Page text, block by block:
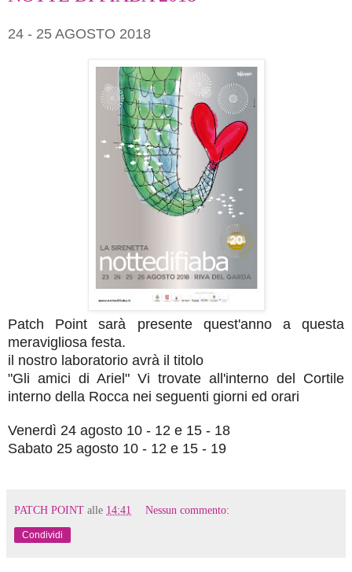
24 - 25 AGOSTO 2018
Patch Point sarà presente quest'anno a questa
meravigliosa festa.
il nostro laboratorio avrà il titolo
"Gli amici di Ariel" Vi trovate all'interno del Cortile
interno della Rocca nei seguenti giorni ed orari
Venerdì 24 agosto 10 - 12 e 15 - 18
Sabato 25 agosto 10 - 12 e 15 - 19
PATCH POINT alle 14:41 Nessun commento:
Condividi